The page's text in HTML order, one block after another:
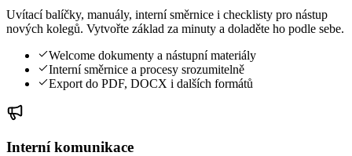
Uvítací balíčky, manuály, interní směrnice i checklisty pro nástup
nových kolegů. Vytvořte základ za minuty a doladěte ho podle sebe.
Welcome dokumenty a nástupní materiály
Interní směrnice a procesy srozumitelně
Export do PDF, DOCX i dalších formátů
Interní komunikace